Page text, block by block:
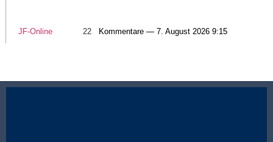
JF-Online 22 Kommentare — 7. August 2026 9:15